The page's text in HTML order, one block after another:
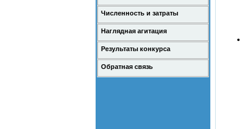
Численность и затраты
Наглядная агитация
Результаты конкурса
Обратная связь